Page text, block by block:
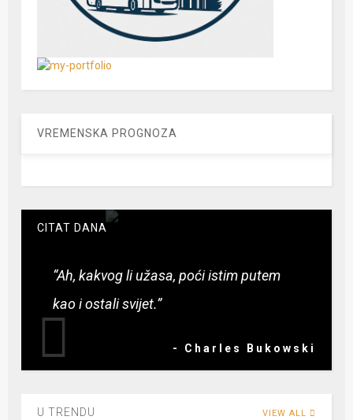
VREMENSKA PROGNOZA
CITAT DANA
“Ah, kakvog li užasa, poći istim putem
kao i ostali svijet.”
- Charles Bukowski
U TRENDU VIEW ALL